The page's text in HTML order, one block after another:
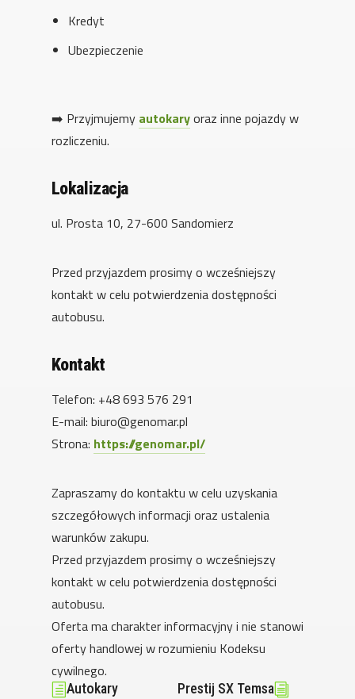
Kredyt
Ubezpieczenie
➡️ Przyjmujemy autokaryoraz inne pojazdy w
rozliczeniu.
Lokalizacja
ul. Prosta 10, 27-600 Sandomierz
Przed przyjazdem prosimy o wcześniejszy
kontakt w celu potwierdzenia dostępności
autobusu.
Kontakt
Telefon: +48 693 576 291
E-mail: biuro@genomar.pl
Strona: https://genomar.pl/
Zapraszamy do kontaktu w celu uzyskania
szczegółowych informacji oraz ustalenia
warunków zakupu.
Przed przyjazdem prosimy o wcześniejszy
kontakt w celu potwierdzenia dostępności
autobusu.
Oferta ma charakter informacyjny i nie stanowi
oferty handlowej w rozumieniu Kodeksu
cywilnego.
h Autokary Prestij SX Temsai